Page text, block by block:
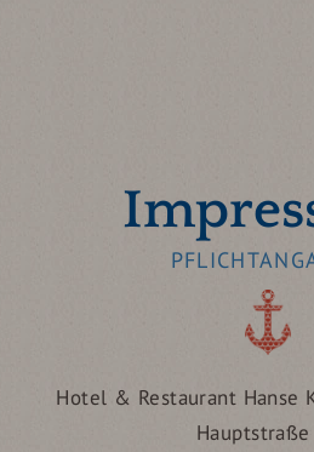
Hotel & Restaurant Hanse